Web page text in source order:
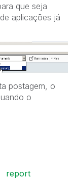
que seja
aplicações já
postagem, o
o
report